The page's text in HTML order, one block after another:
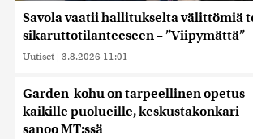
Savola vaatii hallitukselta välittömiä
sikaruttotilanteeseen – ”Viipymättä”
Uutiset | 3.8.2026 11:01
Garden-kohu on tarpeellinen opetus
kaikille puolueille, keskustakonkari
sanoo MT:ssä